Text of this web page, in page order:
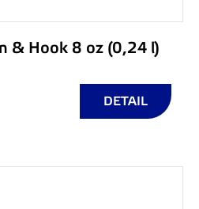
& Hook 8 oz (0,24 l)
DETAIL